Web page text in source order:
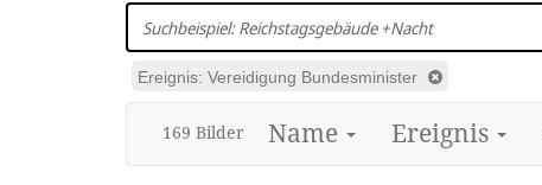
In
Bundestags-
Fotos
suchen
Ereignis: Vereidigung Bundesminister
169 Bilder Name Ereignis